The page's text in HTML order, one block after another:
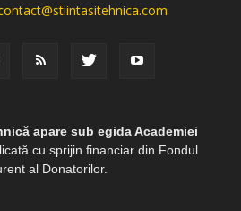
apare sub egida Academiei
cu sprijin financiar din Fondul
al Donatorilor.